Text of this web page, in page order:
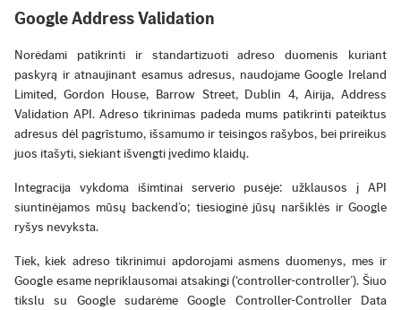
Google Address Validation
Norėdami patikrinti ir standartizuoti adreso duomenis kuriant
paskyrą ir atnaujinant esamus adresus, naudojame Google Ireland
Limited, Gordon House, Barrow Street, Dublin 4, Airija, Address
Validation API. Adreso tikrinimas padeda mums patikrinti pateiktus
adresus dėl pagrīstumo, išsamumo ir teisingos rašybos, bei prireikus
juos itašyti, siekiant išvengti įvedimo klaidų.
Integracija vykdoma išimtinai serverio pusėje: užklausos į API
siuntinėjamos mūsų backend’o; tiesioginė jūsų naršiklės ir Google
ryšys nevyksta.
Tiek, kiek adreso tikrinimui apdorojami asmens duomenys, mes ir
Google esame nepriklausomai atsakingi (‘controller-controller’). Šiuo
tikslu su Google sudarėme Google Controller‑Controller Data